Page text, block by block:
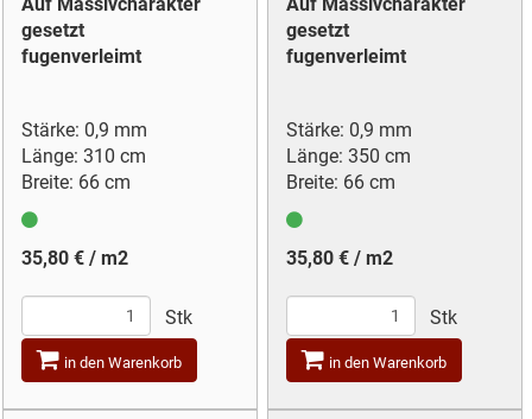
gesetzt
fugenverleimt
Stärke: 0,9 mm
Länge: 310 cm
Breite: 66 cm
35,80 € / m2
Stk
in den Warenkorb
gesetzt
fugenverleimt
Stärke: 0,9 mm
Länge: 350 cm
Breite: 66 cm
35,80 € / m2
Stk
in den Warenkorb